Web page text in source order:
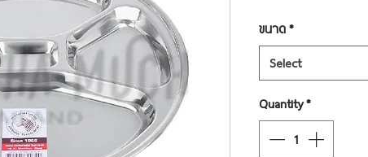
ขนาด*
Select
Quantity*